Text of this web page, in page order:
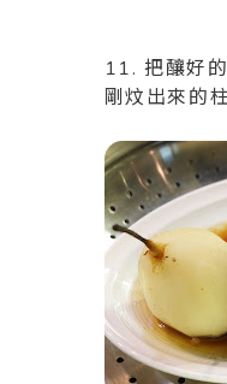
11. 把釀好
剛炆出來的